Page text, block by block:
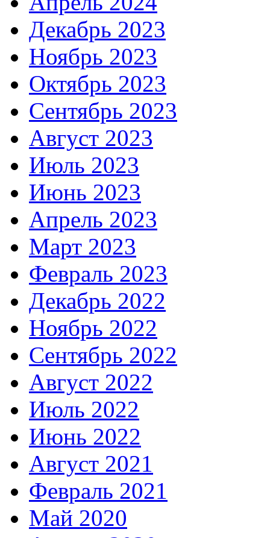
Декабрь 2023
Ноябрь 2023
Октябрь 2023
Сентябрь 2023
Август 2023
Июль 2023
Июнь 2023
Апрель 2023
Март 2023
Февраль 2023
Декабрь 2022
Ноябрь 2022
Сентябрь 2022
Август 2022
Июль 2022
Июнь 2022
Август 2021
Февраль 2021
Май 2020